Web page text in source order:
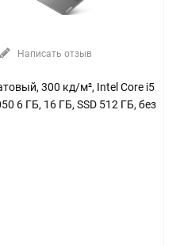
Написать отзыв
300 кд/м², Intel Core i5
6 ГБ, 16 ГБ, SSD 512 ГБ, без